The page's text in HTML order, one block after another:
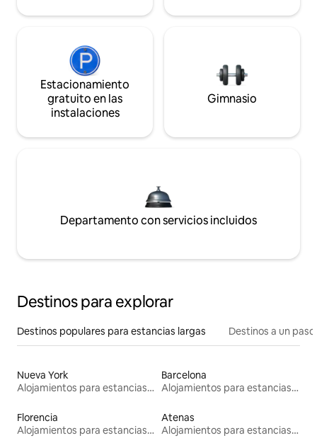
Estacionamiento
gratuito en las
instalaciones
Gimnasio
Departamento con servicios incluidos
Destinos para explorar
Destinos populares para estancias largas Destinos a un
Nueva York
Alojamientos para estancias largas
Barcelona
Alojamientos para estancias largas
Florencia
Alojamientos para estancias largas
Atenas
Alojamientos para estancias largas